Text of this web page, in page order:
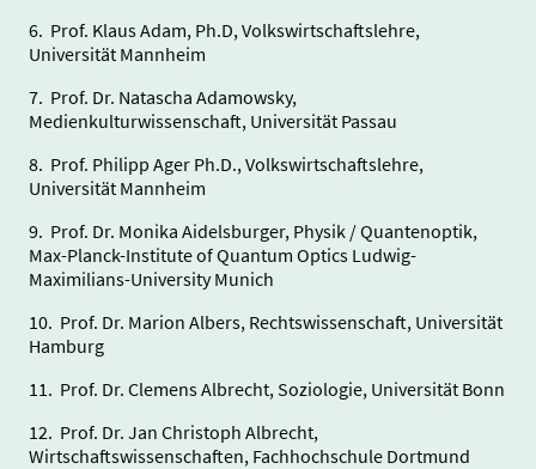
6. Prof. Klaus Adam, Ph.D, Volkswirtschaftslehre,
Universität Mannheim
7. Prof. Dr. Natascha Adamowsky,
Medienkulturwissenschaft, Universität Passau
8. Prof. Philipp Ager Ph.D., Volkswirtschaftslehre,
Universität Mannheim
9. Prof. Dr. Monika Aidelsburger, Physik / Quantenoptik,
Max-Planck-Institute of Quantum Optics Ludwig-
Maximilians-University Munich
10. Prof. Dr. Marion Albers, Rechtswissenschaft, Universität
Hamburg
11. Prof. Dr. Clemens Albrecht, Soziologie, Universität Bonn
12. Prof. Dr. Jan Christoph Albrecht,
Wirtschaftswissenschaften, Fachhochschule Dortmund